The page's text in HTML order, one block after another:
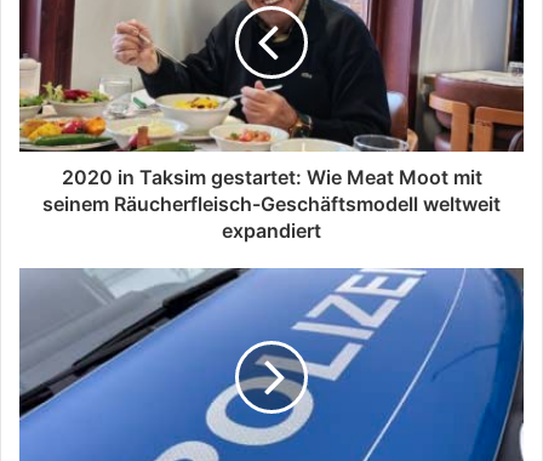
2020 in Taksim gestartet: Wie Meat Moot mit
seinem Räucherfleisch-Geschäftsmodell weltweit
expandiert